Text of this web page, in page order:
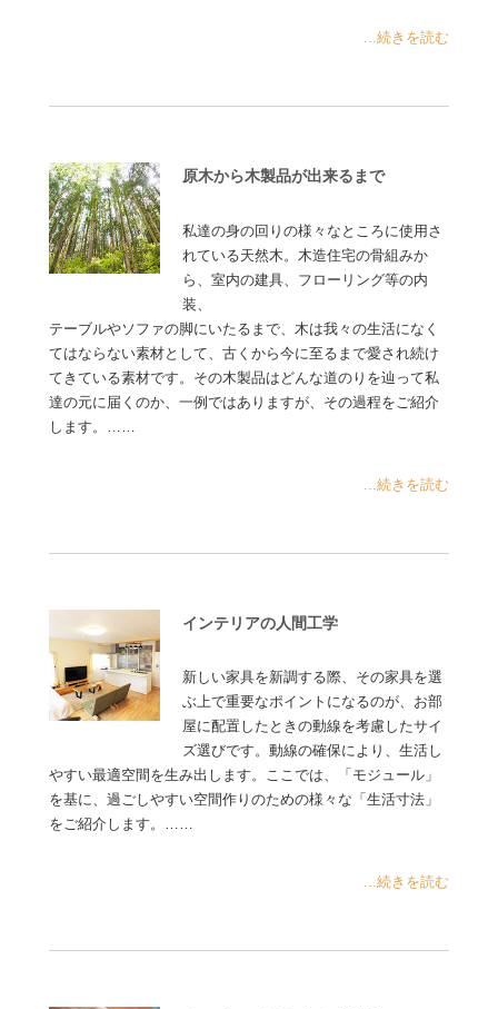
...続きを読む
原木から木製品が出来るまで
私達の身の回りの様々なところに使用さ
れている天然木。木造住宅の骨組みか
ら、室内の建具、フローリング等の内
装、
テーブルやソファの脚にいたるまで、木は我々の生活になく
てはならない素材として、古くから今に至るまで愛され続け
てきている素材です。その木製品はどんな道のりを辿って私
達の元に届くのか、一例ではありますが、その過程をご紹介
します。……
...続きを読む
インテリアの人間工学
新しい家具を新調する際、その家具を選
ぶ上で重要なポイントになるのが、お部
屋に配置したときの動線を考慮したサイ
ズ選びです。動線の確保により、生活し
やすい最適空間を生み出します。ここでは、「モジュール」
を基に、過ごしやすい空間作りのための様々な「生活寸法」
をご紹介します。……
...続きを読む